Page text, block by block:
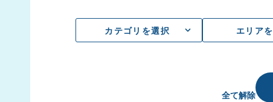
カテゴリを選択 エリア
全て解除